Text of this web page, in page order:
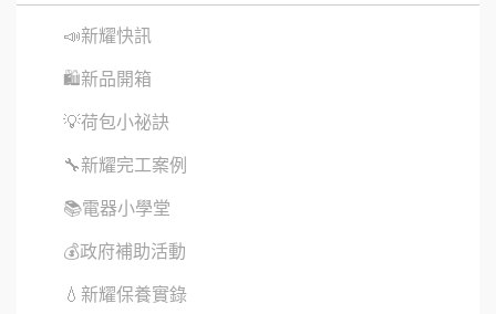
📣新耀快訊
🛍新品開箱
💡荷包小祕訣
🔧新耀完工案例
📚電器小學堂
💰政府補助活動
💧新耀保養實錄